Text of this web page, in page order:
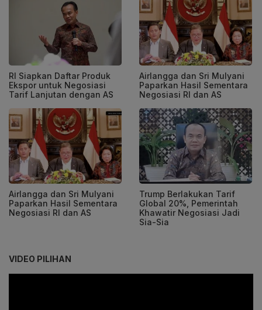
RI Siapkan Daftar Produk
Ekspor untuk Negosiasi
Tarif Lanjutan dengan AS
Airlangga dan Sri Mulyani
Paparkan Hasil Sementara
Negosiasi RI dan AS
Airlangga dan Sri Mulyani
Paparkan Hasil Sementara
Negosiasi RI dan AS
Trump Berlakukan Tarif
Global 20%, Pemerintah
Khawatir Negosiasi Jadi
Sia-Sia
VIDEO PILIHAN